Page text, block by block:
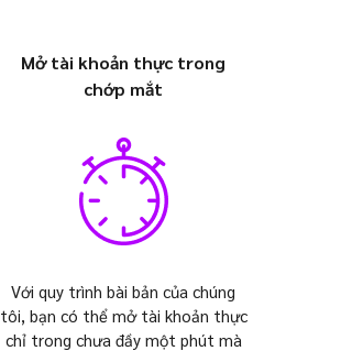
Mở tài khoản thực trong
chớp mắt
Với quy trình bài bản của chúng
tôi, bạn có thể mở tài khoản thực
chỉ trong chưa đầy một phút mà